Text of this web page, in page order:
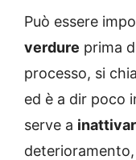
Può essere
verdure prima
processo, si
ed è a dir poco
serve a
deterioramento,